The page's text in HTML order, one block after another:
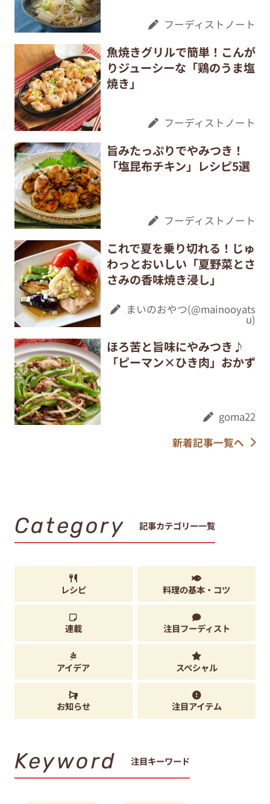
フーディストノート
魚焼きグリルで簡単！こんが
りジューシーな「鶏のうま塩
焼き」
フーディストノート
旨みたっぷりでやみつき！
「塩昆布チキン」レシピ5選
フーディストノート
これで夏を乗り切れる！じゅ
わっとおいしい「夏野菜とさ
さみの香味焼き浸し」
まいのおやつ(@mainooyats
u)
ほろ苦と旨味にやみつき♪
「ピーマン×ひき肉」おかず
goma22
新着記事一覧へ
Category 記事カテゴリー一覧
レシピ 料理の基本・コツ
連載 注目フーディスト
アイデア スペシャル
お知らせ 注目アイテム
Keyword 注目キーワード